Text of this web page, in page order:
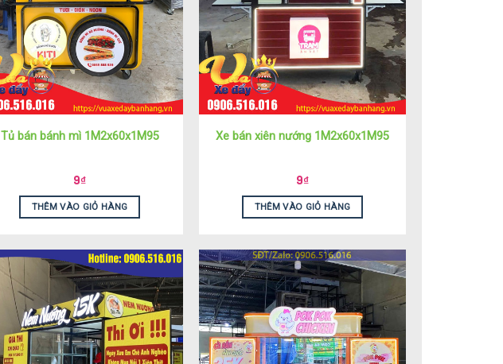
Tủ bán bánh mì 1M2x60x1M95
9₫
THÊM VÀO GIỎ HÀNG
Xe bán xiên nướng 1M2x60x1M95
9₫
THÊM VÀO GIỎ HÀNG